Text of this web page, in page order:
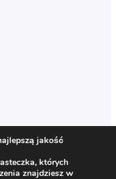
jakość
których
znajdziesz w